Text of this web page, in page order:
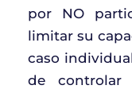
por NO
limitar su
caso
de